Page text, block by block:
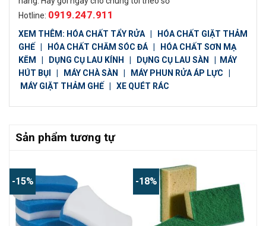
Hotline: 0919.247.911
XEM THÊM: HÓA CHẤT TẨY RỬA
HÓA CHẤT GIẶT THẢM
GHẾ
HÓA CHẤT CHĂM SÓC ĐÁ
HÓA CHẤT SƠN MẠ
KẼM
DỤNG CỤ LAU KÍNH DỤNG CỤ LAU SÀN
MÁY
HÚT BỤI
MÁY CHÀ SÀN MÁY PHUN RỬA ÁP LỰC
MÁY GIẶT THẢM GHẾ
XE QUÉT RÁC
Sản phẩm tương tự
-15% -18%